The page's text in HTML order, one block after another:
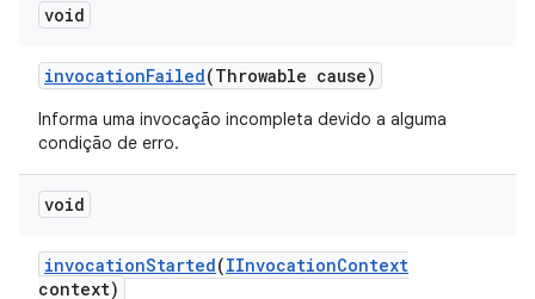
void
invocationFailed(Throwable cause)
Informa uma invocação incompleta devido a alguma
condição de erro.
void
invocationStarted(IInvocationContext
context)